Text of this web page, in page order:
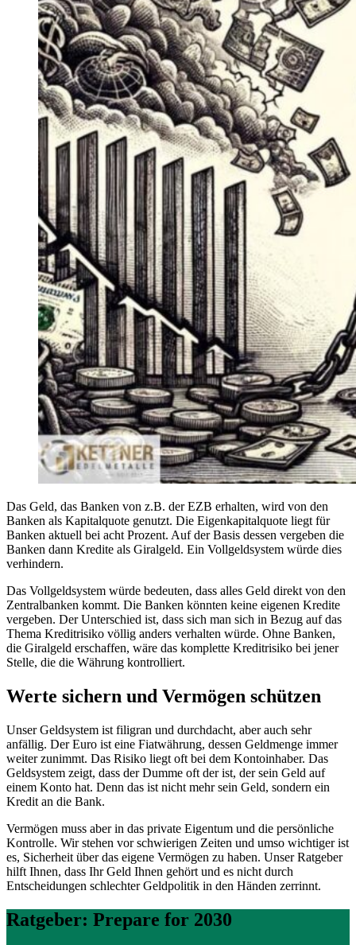
Das Geld, das Banken von z.B. der EZB erhalten, wird von den
Banken als Kapitalquote genutzt. Die Eigenkapitalquote liegt für
Banken aktuell bei acht Prozent. Auf der Basis dessen vergeben die
Banken dann Kredite als Giralgeld. Ein Vollgeldsystem würde dies
verhindern.
Das Vollgeldsystem würde bedeuten, dass alles Geld direkt von den
Zentralbanken kommt. Die Banken könnten keine eigenen Kredite
vergeben. Der Unterschied ist, dass sich man sich in Bezug auf das
Thema Kreditrisiko völlig anders verhalten würde. Ohne Banken,
die Giralgeld erschaffen, wäre das komplette Kreditrisiko bei jener
Stelle, die die Währung kontrolliert.
Werte sichern und Vermögen schützen
Unser Geldsystem ist filigran und durchdacht, aber auch sehr
anfällig. Der Euro ist eine Fiatwährung, dessen Geldmenge immer
weiter zunimmt. Das Risiko liegt oft bei dem Kontoinhaber. Das
Geldsystem zeigt, dass der Dumme oft der ist, der sein Geld auf
einem Konto hat. Denn das ist nicht mehr sein Geld, sondern ein
Kredit an die Bank.
Vermögen muss aber in das private Eigentum und die persönliche
Kontrolle. Wir stehen vor schwierigen Zeiten und umso wichtiger ist
es, Sicherheit über das eigene Vermögen zu haben. Unser Ratgeber
hilft Ihnen, dass Ihr Geld Ihnen gehört und es nicht durch
Entscheidungen schlechter Geldpolitik in den Händen zerrinnt.
Ratgeber: Prepare for 2030